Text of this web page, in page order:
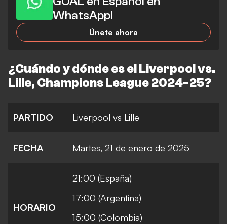
WhatsApp!
Únete ahora
¿Cuándo y dónde es el Liverpool vs.
Lille, Champions League 2024-25?
PARTIDO Liverpool vs Lille
FECHA Martes, 21 de enero de 2025
HORARIO
21:00 (España)
17:00 (Argentina)
15:00 (Colombia)